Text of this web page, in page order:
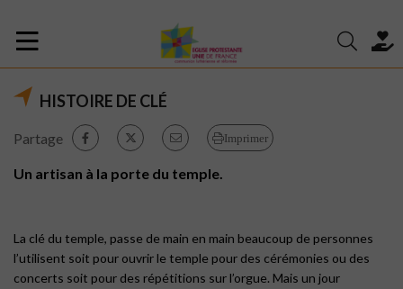
HISTOIRE DE CLÉ
Partage Imprimer
Un artisan à la porte du temple.
La clé du temple, passe de main en main beaucoup de personnes
l’utilisent soit pour ouvrir le temple pour des cérémonies ou des
concerts soit pour des répétitions sur l’orgue. Mais un jour